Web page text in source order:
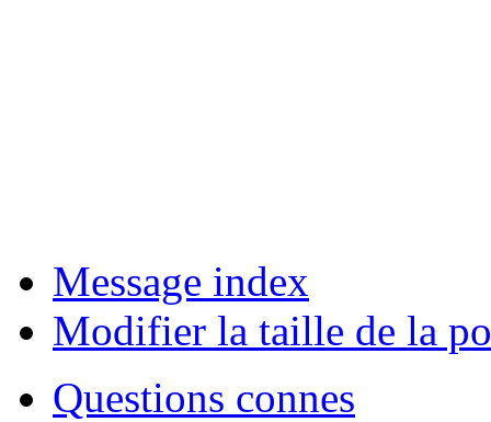
Message index
Modifier la taille de la
Questions connes